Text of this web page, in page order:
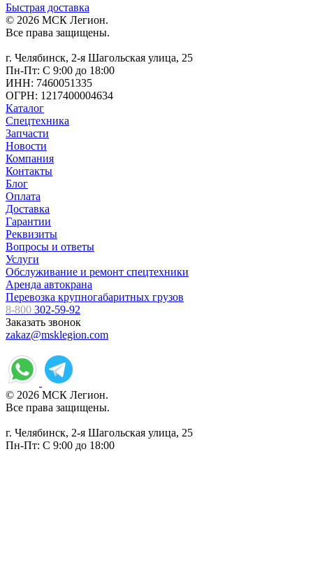
Быстрая доставка
© 2026 МСК Легион.
Все права защищены.
г. Челябинск, 2-я Шагольская улица, 25
Пн-Пт: С 9:00 до 18:00
ИНН: 7460051335
ОГРН: 1217400004634
Каталог
Спецтехника
Запчасти
Новости
Компания
Контакты
Блог
Оплата
Доставка
Гарантии
Реквизиты
Вопросы и ответы
Услуги
Обслуживание и ремонт спецтехники
Аренда автокрана
Перевозка крупногабаритных грузов
8-800 302-59-92
Заказать звонок
zakaz@msklegion.com
© 2026 МСК Легион.
Все права защищены.
г. Челябинск, 2-я Шагольская улица, 25
Пн-Пт: С 9:00 до 18:00